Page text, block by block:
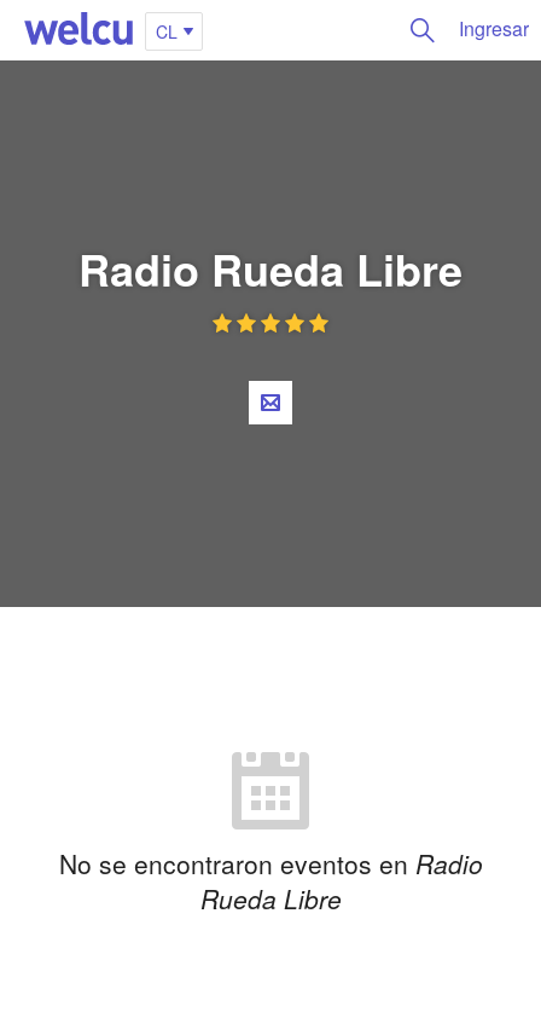
CL Ingresar
Radio Rueda Libre
No se encontraron eventos en Radio
Rueda Libre